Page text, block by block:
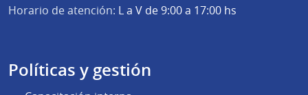
Horario de atención: L a V de 9:00 a 17:00 hs
Políticas y gestión